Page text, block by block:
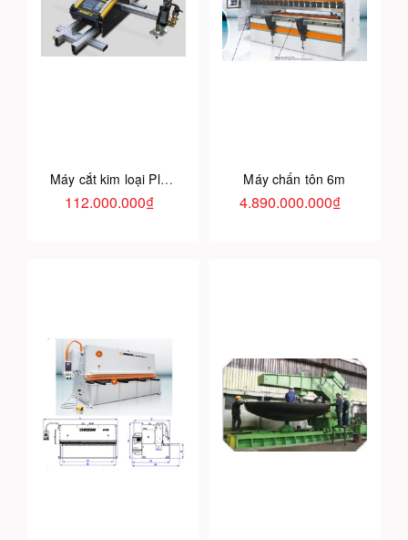
Máy cắt kim loại Plasma CNC
112.000.000₫
Máy chấn tôn 6m
4.890.000.000₫